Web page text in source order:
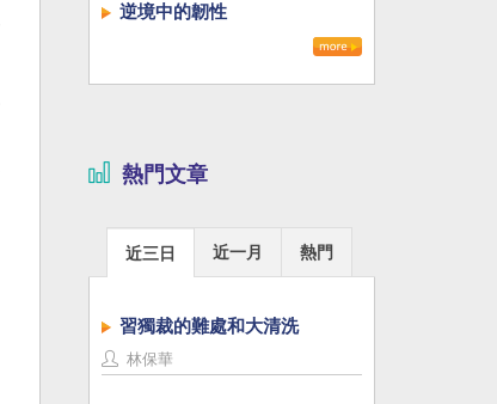
逆境中的韌性
熱門文章
近三日 近一月 熱門
習獨裁的難處和大清洗
林保華